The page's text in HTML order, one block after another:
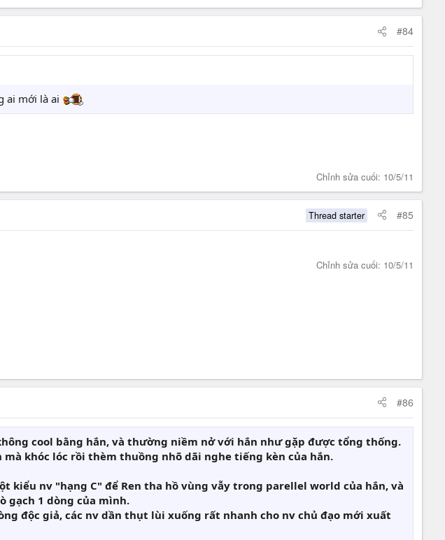
#84
ai mới là ai
Chỉnh sửa cuối: 10/5/11
Thread starter #85
Chỉnh sửa cuối: 10/5/11
#86
cool bằng hắn, và thường niềm nở với hắn như gặp được tổng thống.
khóc lóc rồi thèm thuồng nhõ dãi nghe tiếng kèn của hắn.
kiểu nv "hạng C" để Ren tha hồ vùng vẫy trong parellel world của hắn, và
gạch 1 dòng của mình.
độc giả, các nv dần thụt lùi xuống rất nhanh cho nv chủ đạo mới xuất